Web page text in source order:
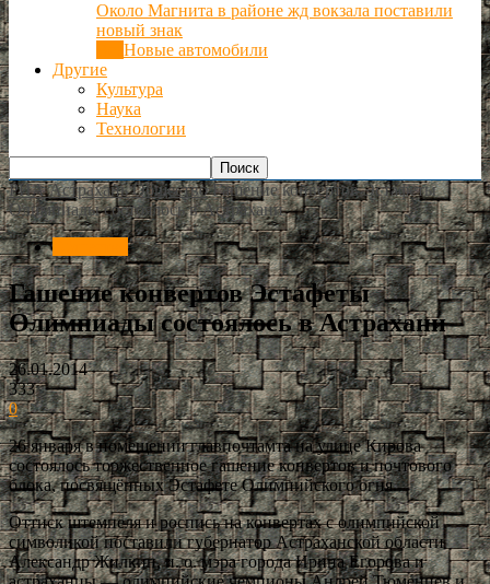
Около Магнита в районе жд вокзала поставили
новый знак
Новые автомобили
Другие
Культура
Наука
Технологии
РИА Астрахань Общество Гашение конвертов Эстафеты
Олимпиады состоялось в Астрахани
Гашение конвертов Эстафеты
Олимпиады состоялось в Астрахани
26.01.2014
333
0
26 января в помещении главпочтамта на улице Кирова
состоялось торжественное гашение конвертов и почтового
блока, посвящённых Эстафете Олимпийского огня.
Оттиск штемпеля и роспись на конвертах с олимпийской
символикой поставили губернатор Астраханской области
Александр Жилкин, и. о. мэра города Ирина Егорова и